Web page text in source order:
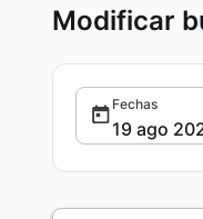
Modificar
Fechas